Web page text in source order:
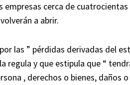
cerca de
a abrir.
las ” pérdidas derivadas del
regula y que estipula que “
, derechos o bienes, daños